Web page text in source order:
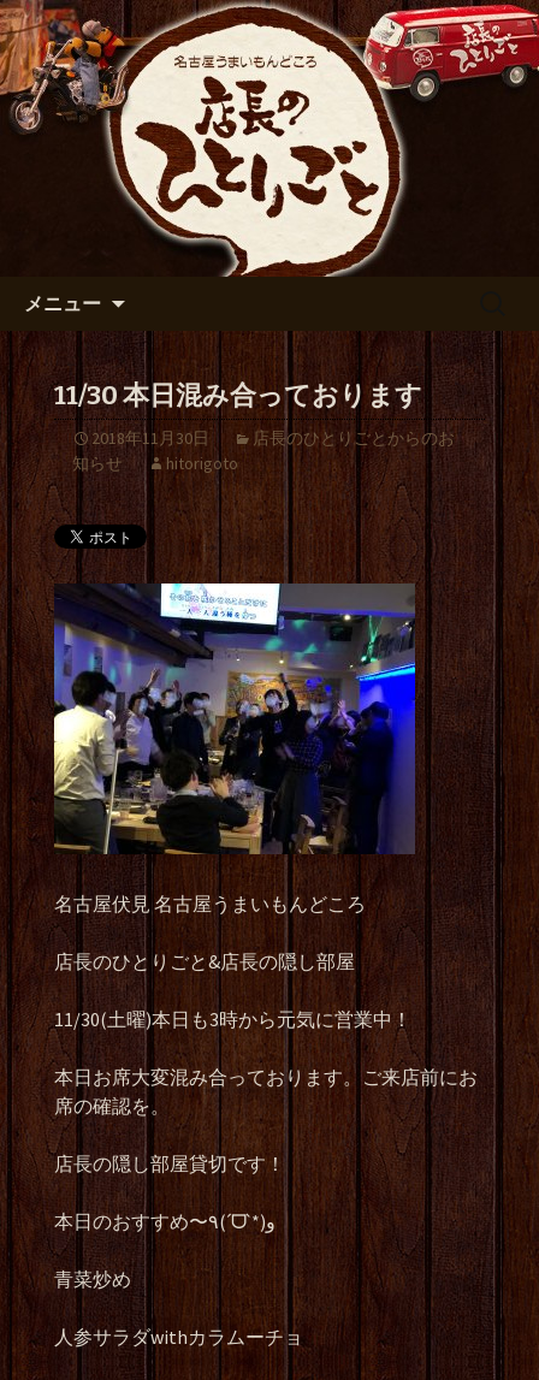
名古屋市伏見の居酒屋【店長の
ひとりごと】のブログ
出張や観光に名古屋めしがおすすめで
す
メニュー
11/30 本日混み合っております
2018年11月30日
店長のひとりごとからのお
知らせ
hitorigoto
名古屋伏見 名古屋うまいもんどころ
店長のひとりごと&店長の隠し部屋
11/30(土曜)本日も3時から元気に営業中！
本日お席大変混み合っております。ご来店前にお
席の確認を。
店長の隠し部屋貸切です！
本日のおすすめ〜٩(ˊᗜˋ*)و
青菜炒め
人参サラダwithカラムーチョ